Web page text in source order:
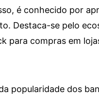
é conhecido por
Destaca-se pelo
para compras em
popularidade dos